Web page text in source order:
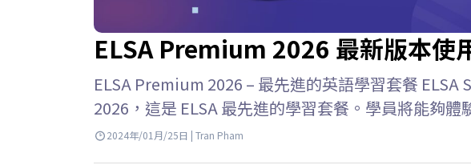
ELSA Premium 2026 最新版本使
ELSA Premium 2026 – 最先進的英語學習套餐 ELSA
2026，這是 ELSA 最先進的學習套餐。學員將能夠體
2024年/01月/25日 | Tran Pham